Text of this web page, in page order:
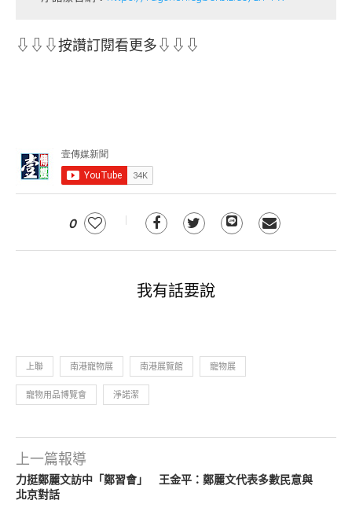
⇩⇩⇩按讚訂閱看更多⇩⇩⇩
0
我有話要說
上聯 南港寵物展 南港展覽館 寵物展
寵物用品博覽會 淨諾潔
上一篇報導
力挺鄭麗文訪中「鄭習會」 王金平：鄭麗文代表多數民意與
北京對話